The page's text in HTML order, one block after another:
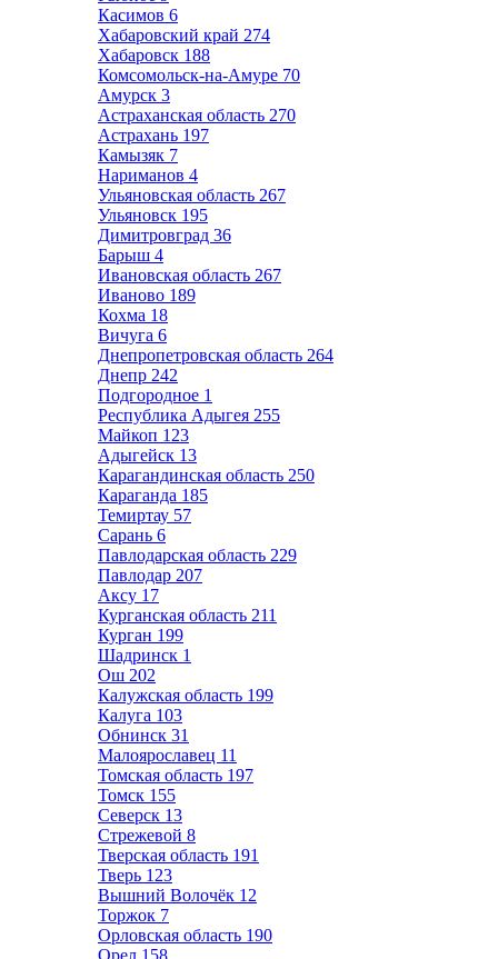
Касимов 6
Хабаровский край 274
Хабаровск 188
Комсомольск-на-Амуре 70
Амурск 3
Астраханская область 270
Астрахань 197
Камызяк 7
Нариманов 4
Ульяновская область 267
Ульяновск 195
Димитровград 36
Барыш 4
Ивановская область 267
Иваново 189
Кохма 18
Вичуга 6
Днепропетровская область 264
Днепр 242
Подгородное 1
Республика Адыгея 255
Майкоп 123
Адыгейск 13
Карагандинская область 250
Караганда 185
Темиртау 57
Сарань 6
Павлодарская область 229
Павлодар 207
Аксу 17
Курганская область 211
Курган 199
Шадринск 1
Ош 202
Калужская область 199
Калуга 103
Обнинск 31
Малоярославец 11
Томская область 197
Томск 155
Северск 13
Стрежевой 8
Тверская область 191
Тверь 123
Вышний Волочёк 12
Торжок 7
Орловская область 190
Орел 158